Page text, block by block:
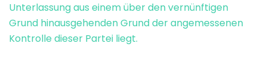
Unterlassung aus einem über den vernünftigen
Grund hinausgehenden Grund der angemessenen
Kontrolle dieser Partei liegt.